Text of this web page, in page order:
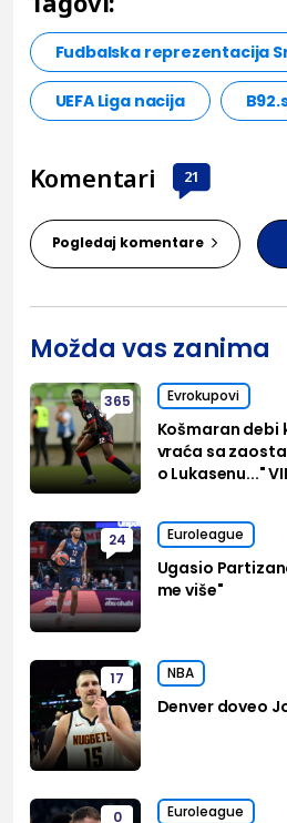
Fudbalska reprezentacija
UEFA Liga nacija
Komentari 21
Pogledaj komentare
Možda vas zanima
365 Evrokupovi
Košmaran debi
vraća sa
o Lukasenu..."
24 Euroleague
Ugasio
me više"
17 NBA
Denver doveo
0 Euroleague